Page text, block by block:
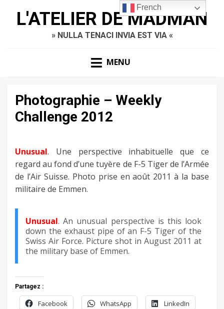
L'ATELIER DE MADMAN
» NULLA TENACI INVIA EST VIA «
MENU
Photographie – Weekly
Challenge 2012
Unusual. Une perspective inhabituelle que ce
regard au fond d’une tuyère de F-5 Tiger de l’Armée
de l’Air Suisse. Photo prise en août 2011 à la base
militaire de Emmen.
Unusual. An unusual perspective is this look
down the exhaust pipe of an F-5 Tiger of the
Swiss Air Force. Picture shot in August 2011 at
the military base of Emmen.
Partagez :
Facebook WhatsApp LinkedIn
French